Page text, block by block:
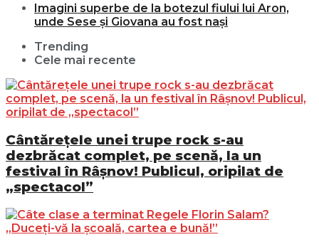
Imagini superbe de la botezul fiului lui Aron,
unde Sese și Giovana au fost nași
Trending
Cele mai recente
Cântărețele unei trupe rock s-au
dezbrăcat complet, pe scenă, la un
festival în Râșnov! Publicul, oripilat de
„spectacol”